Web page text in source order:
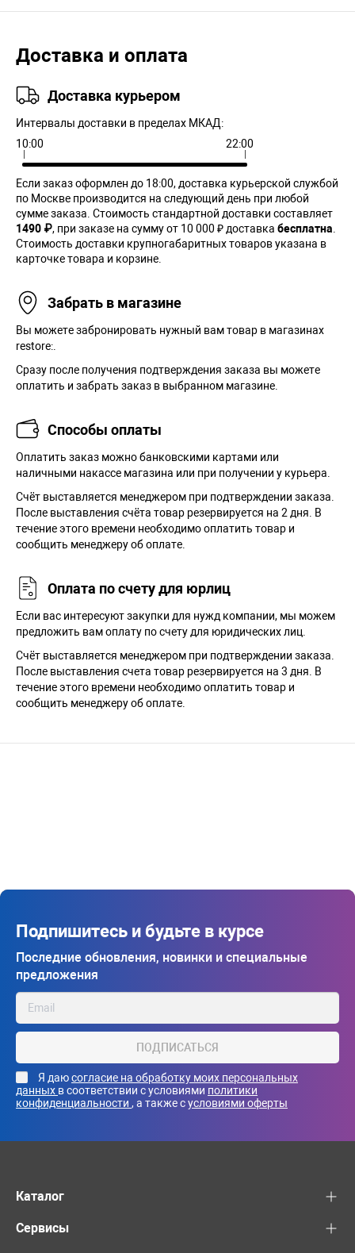
Доставка и оплата
Доставка курьером
Интервалы доставки в пределах МКАД:
10:00
22:00
Если заказ оформлен до 18:00, доставка курьерской службой
по Москве производится на следующий день при любой
сумме заказа. Cтоимость стандартной доставки составляет
1490 ₽, при заказе на сумму от 10 000 ₽ доставка бесплатна.
Стоимость доставки крупногабаритных товаров указана в
карточке товара и корзине.
Забрать в магазине
Вы можете забронировать нужный вам товар в магазинах
restore:.
Сразу после получения подтверждения заказа вы можете
оплатить и забрать заказ в выбранном магазине.
Способы оплаты
Оплатить заказ можно банковскими картами или
наличными накассе магазина или при получении у курьера.
Cчёт выставляется менеджером при подтверждении заказа.
После выставления счёта товар резервируется на 2 дня. В
течение этого времени необходимо оплатить товар и
сообщить менеджеру об оплате.
Оплата по счету для юрлиц
Если вас интересуют закупки для нужд компании, мы можем
предложить вам оплату по счету для юридических лиц.
Счёт выставляется менеджером при подтверждении заказа.
После выставления счета товар резервируется на 3 дня. В
течение этого времени необходимо оплатить товар и
сообщить менеджеру об оплате.
Подпишитесь и будьте в курсе
Последние обновления, новинки и специальные
предложения
ПОДПИСАТЬСЯ
Я даюсогласие на обработку моих персональных
данных в соответствии с условиями политики
конфиденциальности , а также сусловиями оферты
Каталог
Сервисы